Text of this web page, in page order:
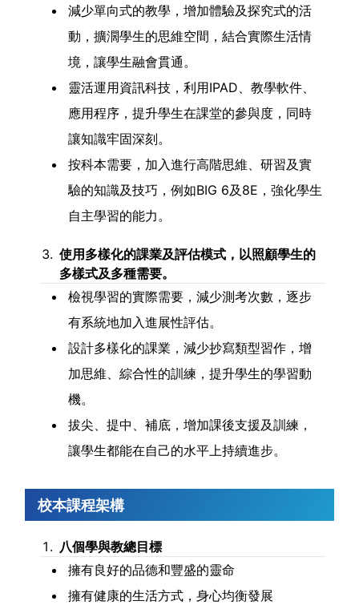
減少單向式的教學，增加體驗及探究式的活
動，擴濶學生的思維空間，結合實際生活情
境，讓學生融會貫通。
靈活運用資訊科技，利用IPAD、教學軟件、
應用程序，提升學生在課堂的參與度，同時
讓知識牢固深刻。
按科本需要，加入進行高階思維、研習及實
驗的知識及技巧，例如BIG 6及8E，強化學生
自主學習的能力。
使用多樣化的課業及評估模式，以照顧學生的
多樣式及多種需要。
檢視學習的實際需要，減少測考次數，逐步
有系統地加入進展性評估。
設計多樣化的課業，減少抄寫類型習作，增
加思維、綜合性的訓練，提升學生的學習動
機。
拔尖、提中、補底，增加課後支援及訓練，
讓學生都能在自己的水平上持續進步。
校本課程架構
八個學與教總目標
擁有良好的品德和豐盛的靈命
擁有健康的生活方式，身心均衡發展